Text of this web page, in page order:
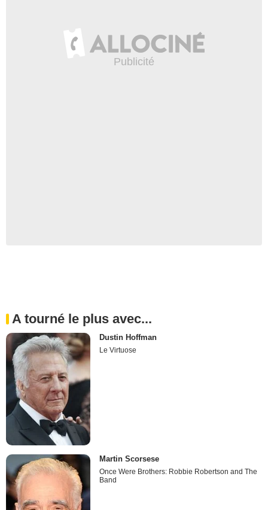
A tourné le plus avec...
Dustin Hoffman
Le Virtuose
Martin Scorsese
Once Were Brothers: Robbie Robertson and The
Band